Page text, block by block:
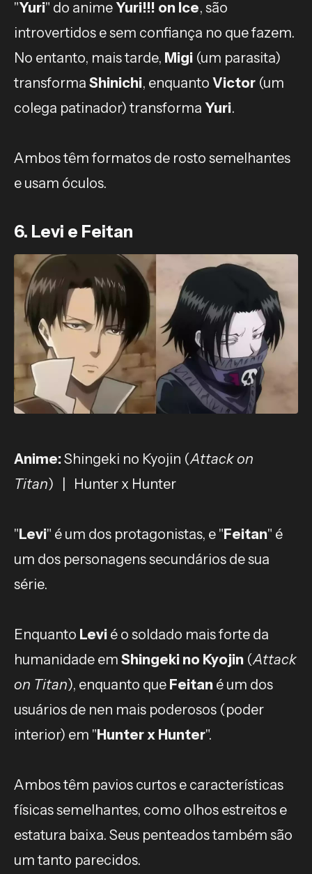
"Yuri" do anime Yuri!!! on Ice, são
introvertidos e sem confiança no que fazem.
No entanto, mais tarde, Migi (um parasita)
transforma Shinichi, enquanto Victor (um
colega patinador) transforma Yuri.
Ambos têm formatos de rosto semelhantes
e usam óculos.
6. Levi e Feitan
Anime:Shingeki no Kyojin (Attack on
Titan) | Hunter x Hunter
"Levi" é um dos protagonistas, e "Feitan" é
um dos personagens secundários de sua
série.
Enquanto Levi é o soldado mais forte da
humanidade em Shingeki no Kyojin (Attack
on Titan), enquanto que Feitan é um dos
usuários de nen mais poderosos (poder
interior) em "Hunter x Hunter".
Ambos têm pavios curtos e características
físicas semelhantes, como olhos estreitos e
estatura baixa. Seus penteados também são
um tanto parecidos.